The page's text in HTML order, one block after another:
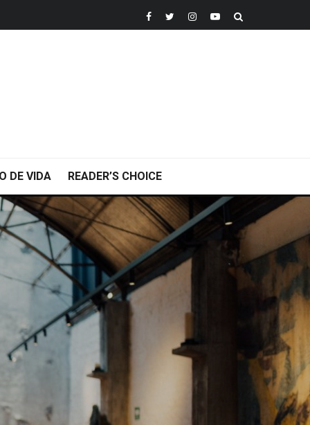
DE VIDA READER’S CHOICE